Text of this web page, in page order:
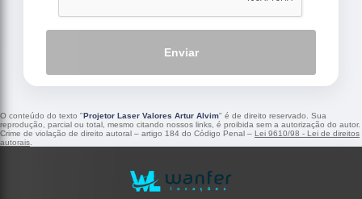
Enviar
O conteúdo do texto "Projetor Laser Valores Artur Alvim" é de direito reservado. Sua
reprodução, parcial ou total, mesmo citando nossos links, é proibida sem a autorização do autor.
Crime de violação de direito autoral – artigo 184 do Código Penal – Lei 9610/98 - Lei de direitos
autorais